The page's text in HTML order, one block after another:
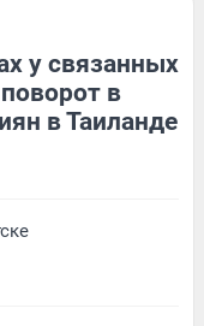
у связанных
в
в Таиланде